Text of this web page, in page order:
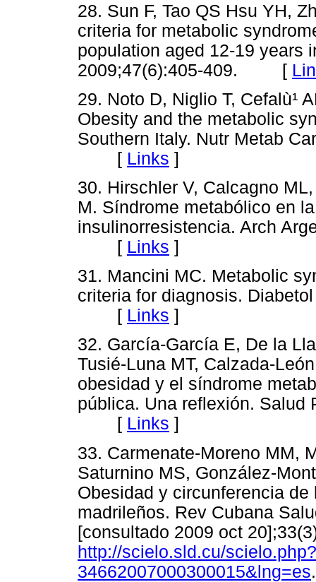
28. Sun F, Tao QS Hsu YH,
criteria for metabolic
population aged 12-19 years
2009;47(6):405-409. [
29. Noto D, Niglio T, Cefalù¹
Obesity and the metabolic
Southern Italy. Nutr Metab
[ Links ]
30. Hirschler V, Calcagno
M. Síndrome metabólico en
insulinorresistencia. Arch
[ Links ]
31. Mancini MC. Metabolic
criteria for diagnosis.
[ Links ]
32. García-García E, De la
Tusié-Luna MT, Calzada-
obesidad y el síndrome
pública. Una reflexión. Salud
[ Links ]
33. Carmenate-Moreno MM,
Saturnino MS, González-
Obesidad y circunferencia
madrileños. Rev Cubana
[consultado 2009 oct
http://scielo.sld.cu/
34662007000300015&lng=es